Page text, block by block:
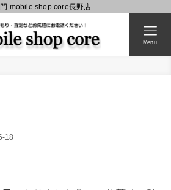
mobile shop core長野店
Menu
18